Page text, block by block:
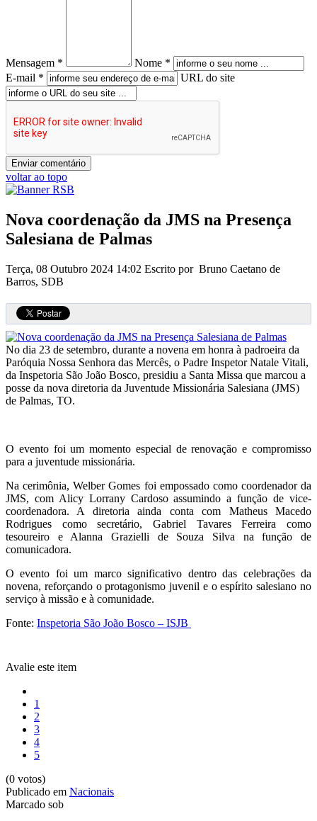
Mensagem *
Nome *
E-mail *
URL do site
voltar ao topo
Nova coordenação da JMS na Presença
Salesiana de Palmas
Terça, 08 Outubro 2024 14:02 Escrito por Bruno Caetano de
Barros, SDB
No dia 23 de setembro, durante a novena em honra à padroeira da
Paróquia Nossa Senhora das Mercês, o Padre Inspetor Natale Vitali,
da Inspetoria São João Bosco, presidiu a Santa Missa que marcou a
posse da nova diretoria da Juventude Missionária Salesiana (JMS)
de Palmas, TO.
O evento foi um momento especial de renovação e compromisso
para a juventude missionária.
Na cerimônia, Welber Gomes foi empossado como coordenador da
JMS, com Alicy Lorrany Cardoso assumindo a função de vice-
coordenadora. A diretoria ainda conta com Matheus Macedo
Rodrigues como secretário, Gabriel Tavares Ferreira como
tesoureiro e Alanna Grazielli de Souza Silva na função de
comunicadora.
O evento foi um marco significativo dentro das celebrações da
novena, reforçando o protagonismo juvenil e o espírito salesiano no
serviço à missão e à comunidade.
Fonte: Inspetoria São João Bosco – ISJB
Avalie este item
1
2
3
4
5
(0 votos)
Publicado em Nacionais
Marcado sob